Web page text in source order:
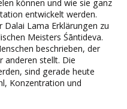
können und wie sie ganz
entwickelt werden.
Dalai Lama Erklärungen zu
Meisters Śāntideva.
beschrieben, der
anderen stellt. Die
sind gerade heute
Konzentration und